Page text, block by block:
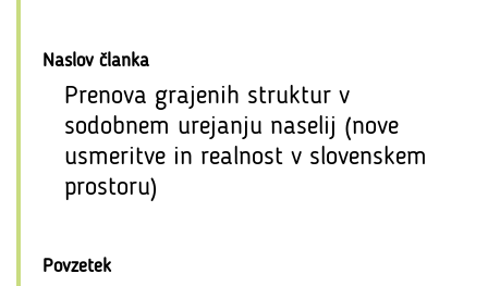
Naslov članka
Prenova grajenih struktur v
sodobnem urejanju naselij (nove
usmeritve in realnost v slovenskem
prostoru)
Povzetek